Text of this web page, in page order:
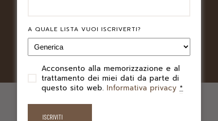
A QUALE LISTA VUOI ISCRIVERTI?
PRIVACY
Acconsento alla memorizzazione e al
trattamento dei miei dati da parte di
questo sito web. Informativa privacy *